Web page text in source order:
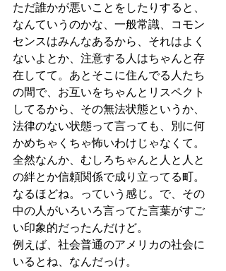
ただ誰かが悪いことをしたりすると、
なんていうのかな、一般常識、コモン
センスはみんなあるから、それはよく
ないよとか、注意する人はちゃんと存
在してて。あとそこに住んでる人たち
の間で、お互いをちゃんとリスペクト
してるから、その無法状態というか、
法律のない状態って言っても、別に何
かめちゃくちゃ怖いわけじゃなくて。
全然なんか、むしろちゃんと人と人と
の絆とか信頼関係で成り立ってる町。
なるほどね。っていう感じ。で、その
中の人がいろいろ言ってた言葉がすご
い印象的だったんだけど。
例えば、社会普通のアメリカの社会に
いるとね、なんだっけ。